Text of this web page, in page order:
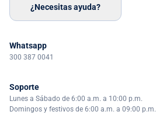
¿Necesitas ayuda?
Whatsapp
300 387 0041
Soporte
Lunes a Sábado de 6:00 a.m. a 10:00 p.m.
Domingos y festivos de 6:00 a.m. a 09:00 p.m.